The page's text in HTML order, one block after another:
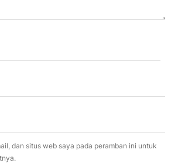
dan situs web saya pada peramban ini untuk